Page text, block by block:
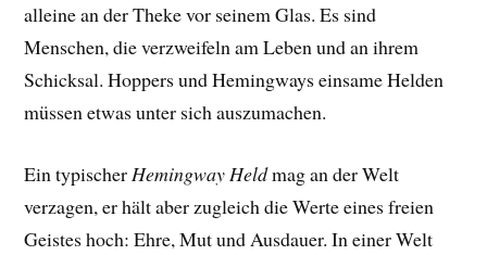
alleine an der Theke vor seinem Glas. Es sind
Menschen, die verzweifeln am Leben und an ihrem
Schicksal. Hoppers und Hemingways einsame Helden
müssen etwas unter sich auszumachen.
Ein typischerHemingway Heldmag an der Welt
verzagen, er hält aber zugleich die Werte eines freien
Geistes hoch: Ehre, Mut und Ausdauer. In einer Welt